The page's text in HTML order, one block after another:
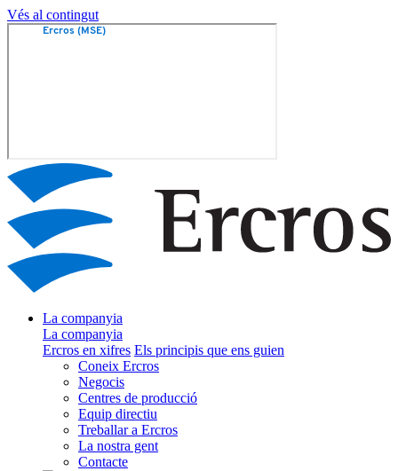
Vés al contingut
La companyia
La companyia
Ercros en xifres Els principis que ens guien
Coneix Ercros
Negocis
Centres de producció
Equip directiu
Treballar a Ercros
La nostra gent
Contacte